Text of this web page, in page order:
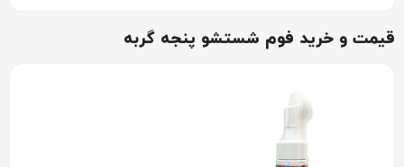
قیمت و خرید فوم شستشو پنجه گربه